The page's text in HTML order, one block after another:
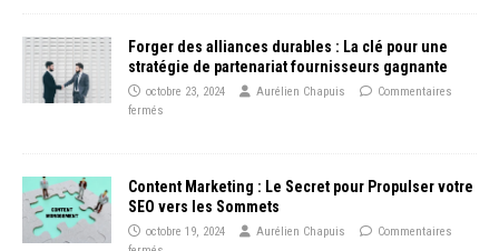
Forger des alliances durables : La clé pour une
stratégie de partenariat fournisseurs gagnante
octobre 23, 2024 Aurélien Chapuis
Commentaires
fermés
Content Marketing : Le Secret pour Propulser votre
SEO vers les Sommets
octobre 19, 2024 Aurélien Chapuis
Commentaires